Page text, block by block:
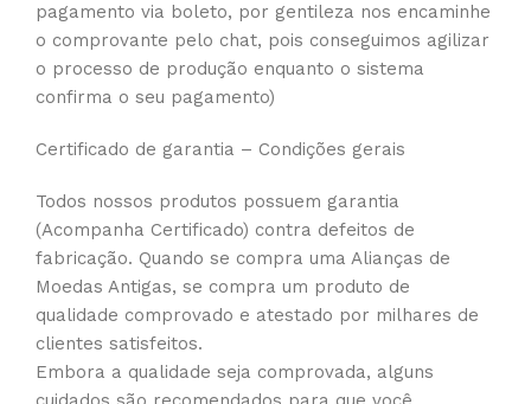
pagamento via boleto, por gentileza nos encaminhe
o comprovante pelo chat, pois conseguimos agilizar
o processo de produção enquanto o sistema
confirma o seu pagamento)
Certificado de garantia – Condições gerais
Todos nossos produtos possuem garantia
(Acompanha Certificado) contra defeitos de
fabricação. Quando se compra uma Alianças de
Moedas Antigas, se compra um produto de
qualidade comprovado e atestado por milhares de
clientes satisfeitos.
Embora a qualidade seja comprovada, alguns